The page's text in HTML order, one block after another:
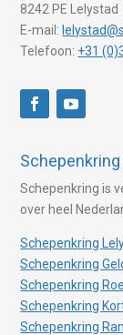
8242 PE Lelystad
E-mail:
Telefoon: +31
Schepenkring is
over heel
Schepenkring
Schepenkring
Schepenkring
Schepenkring
Schepenkring